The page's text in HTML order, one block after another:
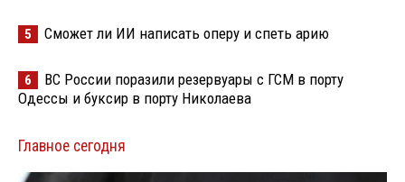
5 Сможет ли ИИ написать оперу и спеть арию
6
ВС России поразили резервуары с ГСМ в порту
Одессы и буксир в порту Николаева
Главное сегодня